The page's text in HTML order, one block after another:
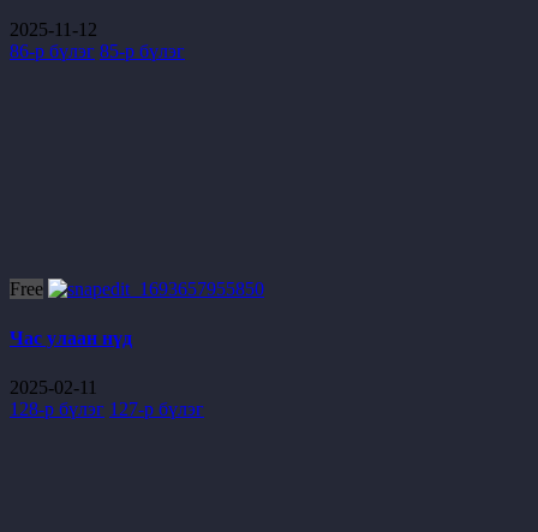
2025-11-12
86-р бүлэг 85-р бүлэг
Free
Час улаан нүд
2025-02-11
128-р бүлэг 127-р бүлэг